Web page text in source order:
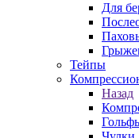
Для
Тейпы
Назад